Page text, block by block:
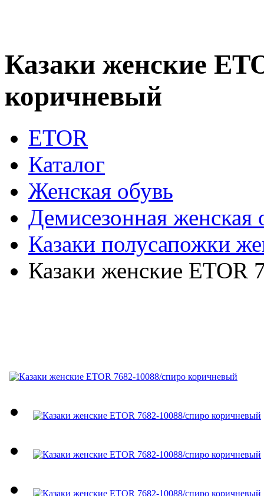
Казаки женские
коричневый
ETOR
Каталог
Женская обувь
Демисезонная женская
Казаки полусапожки
Казаки женские ETOR